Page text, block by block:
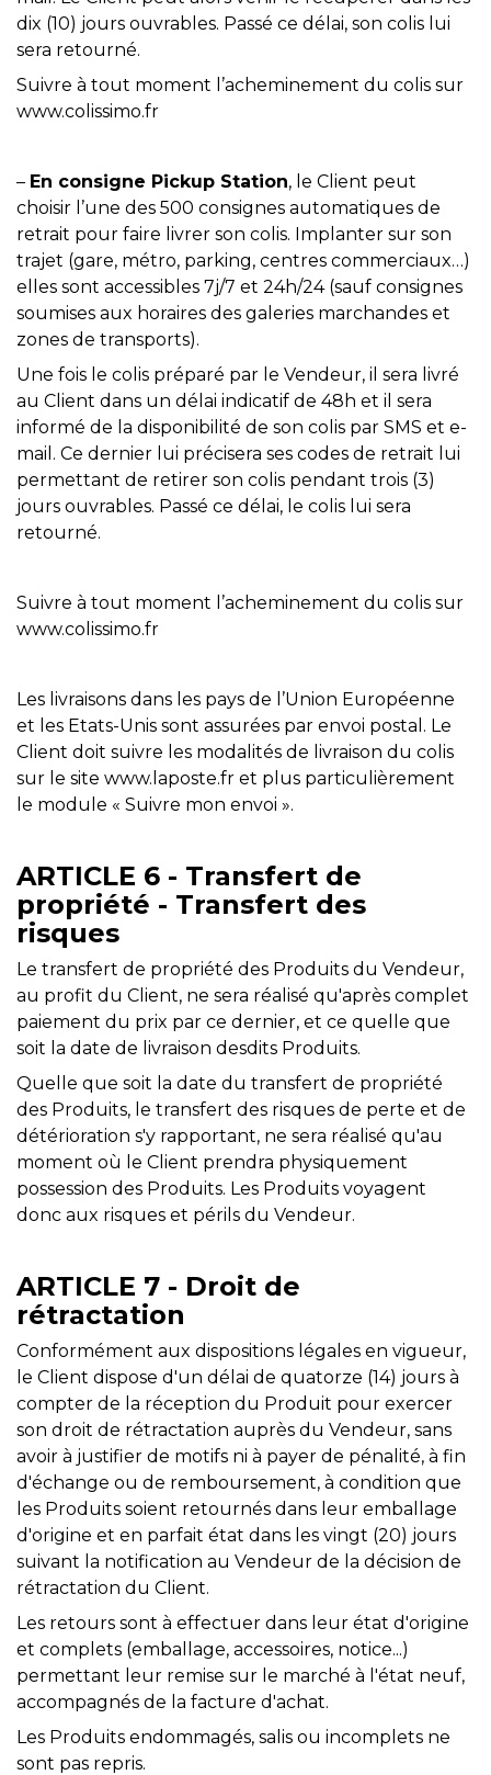
dix (10) jours ouvrables. Passé ce délai, son colis lui
sera retourné.
Suivre à tout moment l’acheminement du colis sur
www.colissimo.fr
– En consigne Pickup Station, le Client peut
choisir l’une des 500 consignes automatiques de
retrait pour faire livrer son colis. Implanter sur son
trajet (gare, métro, parking, centres commerciaux…)
elles sont accessibles 7j/7 et 24h/24 (sauf consignes
soumises aux horaires des galeries marchandes et
zones de transports).
Une fois le colis préparé par le Vendeur, il sera livré
au Client dans un délai indicatif de 48h et il sera
informé de la disponibilité de son colis par SMS et e-
mail. Ce dernier lui précisera ses codes de retrait lui
permettant de retirer son colis pendant trois (3)
jours ouvrables. Passé ce délai, le colis lui sera
retourné.
Suivre à tout moment l’acheminement du colis sur
www.colissimo.fr
Les livraisons dans les pays de l’Union Européenne
et les Etats-Unis sont assurées par envoi postal. Le
Client doit suivre les modalités de livraison du colis
sur le site www.laposte.fr et plus particulièrement
le module « Suivre mon envoi ».
ARTICLE 6 - Transfert de
propriété - Transfert des
risques
Le transfert de propriété des Produits du Vendeur,
au profit du Client, ne sera réalisé qu'après complet
paiement du prix par ce dernier, et ce quelle que
soit la date de livraison desdits Produits.
Quelle que soit la date du transfert de propriété
des Produits, le transfert des risques de perte et de
détérioration s'y rapportant, ne sera réalisé qu'au
moment où le Client prendra physiquement
possession des Produits. Les Produits voyagent
donc aux risques et périls du Vendeur.
ARTICLE 7 - Droit de
rétractation
Conformément aux dispositions légales en vigueur,
le Client dispose d'un délai de quatorze (14) jours à
compter de la réception du Produit pour exercer
son droit de rétractation auprès du Vendeur, sans
avoir à justifier de motifs ni à payer de pénalité, à fin
d'échange ou de remboursement, à condition que
les Produits soient retournés dans leur emballage
d'origine et en parfait état dans les vingt (20) jours
suivant la notification au Vendeur de la décision de
rétractation du Client.
Les retours sont à effectuer dans leur état d'origine
et complets (emballage, accessoires, notice...)
permettant leur remise sur le marché à l'état neuf,
accompagnés de la facture d'achat.
Les Produits endommagés, salis ou incomplets ne
sont pas repris.